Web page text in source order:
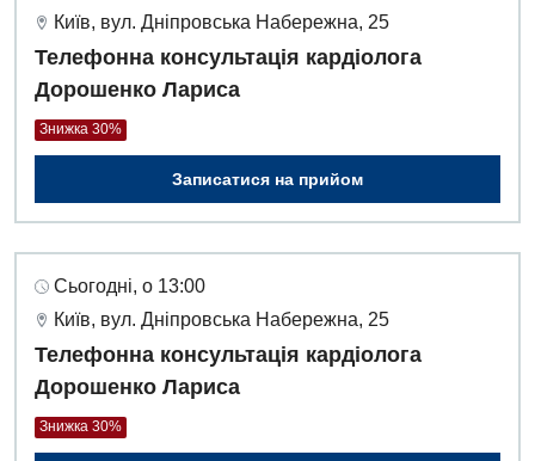
Київ, вул. Дніпровська Набережна, 25
Телефонна консультація кардіолога
Дорошенко Лариса
Знижка 30%
Записатися на прийом
Сьогодні, о 13:00
Київ, вул. Дніпровська Набережна, 25
Телефонна консультація кардіолога
Дорошенко Лариса
Знижка 30%